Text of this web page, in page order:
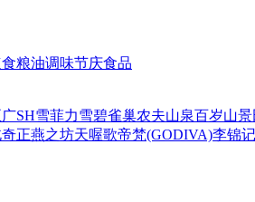
粮油调味节庆食品
SH雪菲力雪碧雀巢农夫山泉百岁山景
奇正燕之坊天喔歌帝梵(GODIVA)李锦